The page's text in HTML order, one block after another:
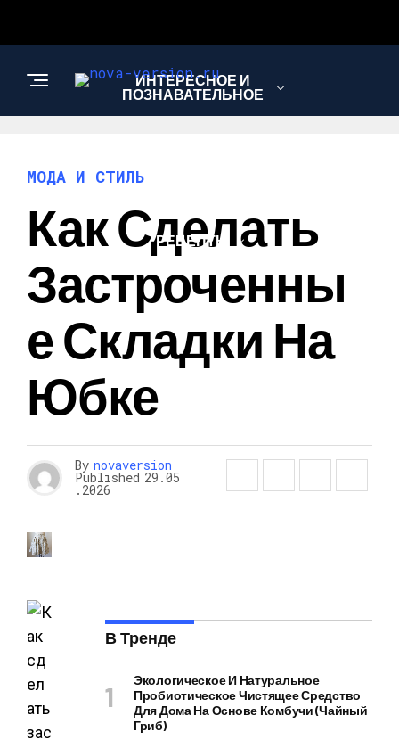
ИНТЕРЕСНОЕ И
ПОЗНАВАТЕЛЬНОЕ
МОДА И СТИЛЬ
РЕЦЕПТЫ
МОДА И СТИЛЬ
Как Сделать
Застроченны
Е Складки На
Юбке
By novaversion
Published 29.05
.2026
В Тренде
Экологическое И Натуральное
Пробиотическое Чистящее Средство
Для Дома На Основе Комбучи (чайный
Гриб)